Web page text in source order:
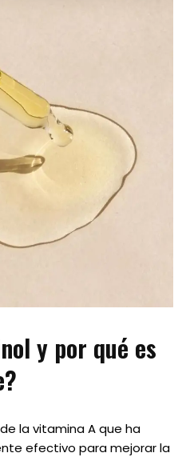
y por qué es
la vitamina A que ha
efectivo para mejorar la